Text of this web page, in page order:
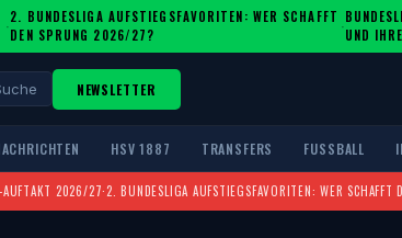
·
2. BUNDESLIGA AUFSTIEGSFAVORITEN: WER SCHAFFT
DEN SPRUNG 2026/27?
·
ND IHRE
NEWSLETTER
HSV 1887 TRANSFERS FUSSBALL
AUFTAKT 2026/27·2. BUNDESLIGA AUFSTIEGSFAVORITEN: WER